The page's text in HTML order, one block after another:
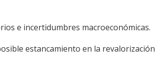
e incertidumbres macroeconómicas.
estancamiento en la revalorización